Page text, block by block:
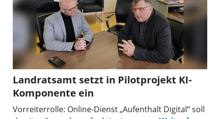
Landratsamt setzt in Pilotprojekt KI-
Komponente ein
Vorreiterrolle: Online-Dienst „Aufenthalt Digital“ soll